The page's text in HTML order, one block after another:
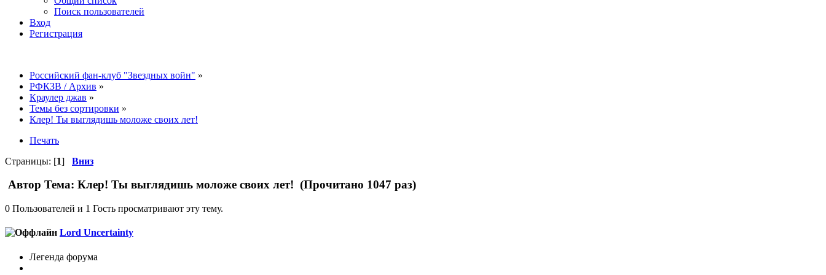
Поиск пользователей
Вход
Регистрация
Российский фан-клуб "Звездных войн" »
РФКЗВ / Архив »
Краулер джав »
Темы без сортировки »
Клер! Ты выглядишь моложе своих лет!
Печать
Страницы: [1] Вниз
Автор Тема: Клер! Ты выглядишь моложе своих лет! (Прочитано 1047 раз)
0 Пользователей и 1 Гость просматривают эту тему.
Lord Uncertainty
Легенда форума